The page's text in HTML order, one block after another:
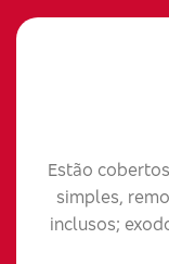
Estão
simples,
inclusos;